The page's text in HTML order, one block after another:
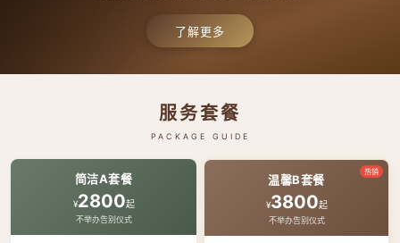
了解更多
服务套餐
PACKAGE GUIDE
简洁A套餐
¥2800起
不举办告别仪式
热销
温馨B套餐
¥3800起
不举办告别仪式